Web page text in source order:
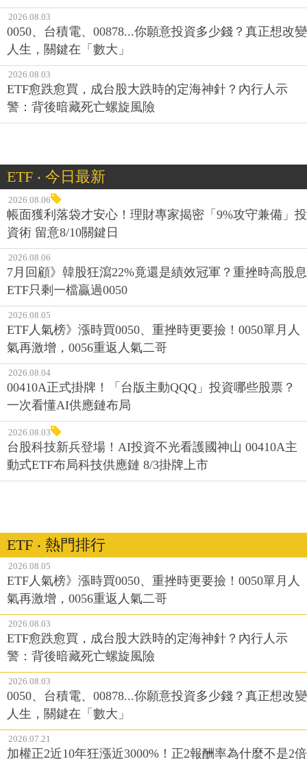
2026.08.03
0050、台積電、00878...你願意投資多少錢？真正想改變
人生，關鍵在「數大」
2026.08.03
ETF愈跌愈買，成台股大跌時的定海神針？內行人示
警：背後暗藏死亡螺旋風險
ETF ‧ 今日最新
2026.08.06
帳面獲利落袋才安心！理財專家揭密「9%攻守兼備」投
資術 留意8/10關鍵日
2026.08.06
7月回顧》韓股狂瀉22%竟還是績效冠軍？重挫時高股息
ETF只剩一檔贏過0050
2026.08.05
ETF人氣榜》漲時買0050、重挫時更要撿！0050單月人
氣再激增，0056重返人氣二哥
2026.08.04
00410A正式掛牌！「台版主動QQQ」投資哪些股票？
一次看懂AI供應鏈布局
2026.08.03
台股科技新兵登場！AI投資不光看護國神山 00410A主
動式ETF布局科技供應鏈 8/3掛牌上市
ETF ‧ 熱門排行
2026.08.05
ETF人氣榜》漲時買0050、重挫時更要撿！0050單月人
氣再激增，0056重返人氣二哥
2026.08.03
ETF愈跌愈買，成台股大跌時的定海神針？內行人示
警：背後暗藏死亡螺旋風險
2026.08.03
0050、台積電、00878...你願意投資多少錢？真正想改變
人生，關鍵在「數大」
2026.07.21
加權正2近10年狂漲近3000%！正2報酬率為什麼不是2倍